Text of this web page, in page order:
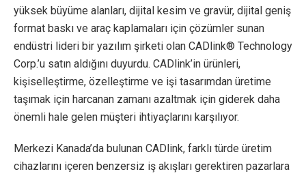
yüksek büyüme alanları, dijital kesim ve gravür, dijital geniş
format baskı ve araç kaplamaları için çözümler sunan
endüstri lideri bir yazılım şirketi olan CADlink® Technology
Corp.’u satın aldığını duyurdu. CADlink’in ürünleri,
kişiselleştirme, özelleştirme ve işi tasarımdan üretime
taşımak için harcanan zamanı azaltmak için giderek daha
önemli hale gelen müşteri ihtiyaçlarını karşılıyor.
Merkezi Kanada’da bulunan CADlink, farklı türde üretim
cihazlarını içeren benzersiz iş akışları gerektiren pazarlara